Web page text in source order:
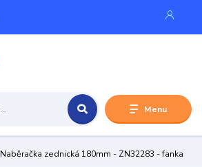
Menu
Naběračka zednická 180mm - ZN32283 - fanka